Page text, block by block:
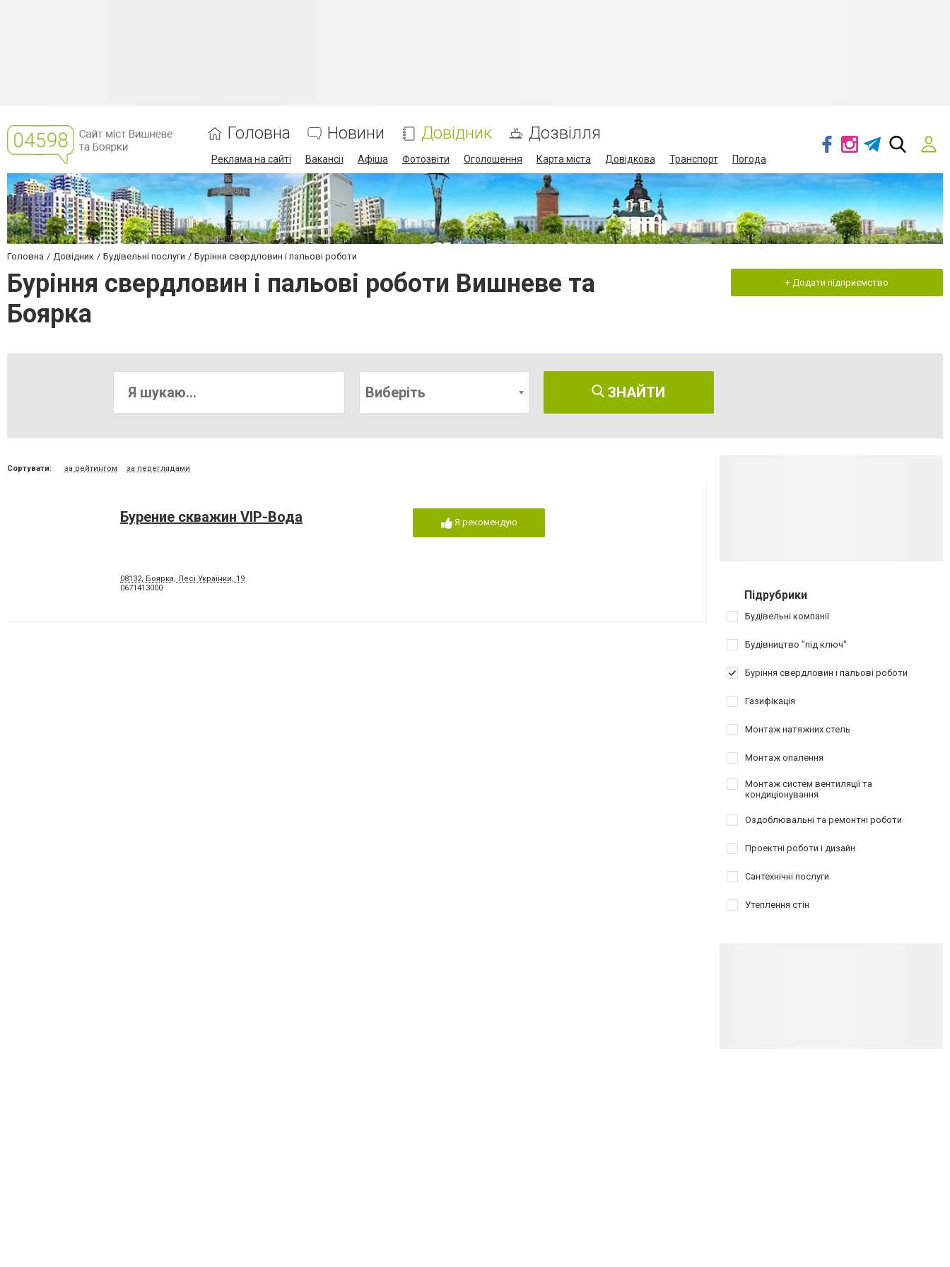
Головна Новини Довідник Дозвілля
Реклама на сайті Вакансії Афіша Фотозвіти Оголошення Карта міста Довідкова Транспорт Погода
Головна Довідник Будівельні послуги Буріння свердловин і пальові роботи
Буріння свердловин і пальові роботи Вишневе та
Боярка
+ Додати підприємство
Виберіть ЗНАЙТИ
Сортувати: за рейтингом за переглядами
Бурение скважин VIP-Вода
08132, Боярка, Лесі Українки, 19
0671413000
Я рекомендую
Підрубрики
Будівельні компанії
Будівництво "під ключ"
Буріння свердловин і пальові роботи
Газифікація
Монтаж натяжних стель
Монтаж опалення
Монтаж систем вентиляції та
кондиціонування
Оздоблювальні та ремонтні роботи
Проектні роботи і дизайн
Сантехнічні послуги
Утеплення стін